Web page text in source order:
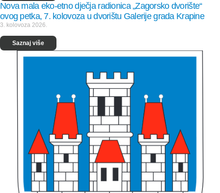
Nova mala eko-etno dječja radionica „Zagorsko dvorište“
ovog petka, 7. kolovoza u dvorištu Galerije grada Krapine
3. kolovoza 2026.
Saznaj više